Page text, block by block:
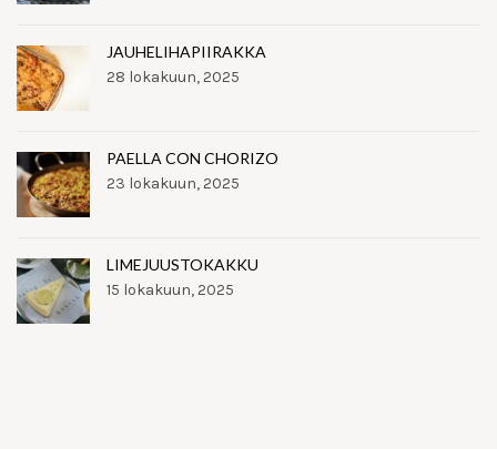
JAUHELIHAPIIRAKKA
28 lokakuun, 2025
PAELLA CON CHORIZO
23 lokakuun, 2025
LIMEJUUSTOKAKKU
15 lokakuun, 2025